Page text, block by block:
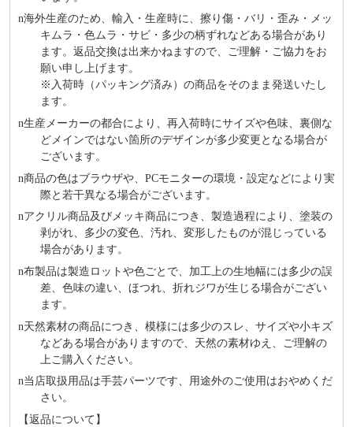
n海外⽣産のため、輸⼊・⽣産時に、擦り傷・バリ・歪み・メッ
キムラ・色ムラ・サビ・多少の柄ずれなどある場合があり
ます。返品交換は出来かねますので、ご理解・ご協⼒をお
願い申し上げます。
※⼊荷時（パッキング済み）の商品をそのまま発送いたし
ます。
n⽣産メーカーの都合により、再⼊荷時にサイズや⾊味、裏側な
どメインではない箇所のデザインが多少変更となる場合が
ございます。
n商品の⾊はブラウザや、PCモニターの環境・設定などにより実
際と若⼲異なる場合がございます。
nアクリル商品及びメッキ商品につき、製造過程により、塗装の
剥がれ、多少の変色、汚れ、変形したものが混じっている
場合があります。
n布製品は製造ロットや色ごとで、加工上の生地幅には多少の誤
差、色味の違い、ほつれ、折れジワが生じる場合がござい
ます。
n天然素材の商品につき、模様には多少のスレ、サイズや小キズ
などある場合がありますので、天然の素材ゆえ、ご理解の
上ご購入ください。
n当店取扱用品は⼿芸パーツです、⽤途外のご使⽤はおやめくだ
さい。
【返品について】